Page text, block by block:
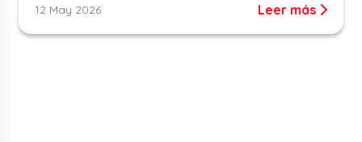
12 May 2026 Leer más